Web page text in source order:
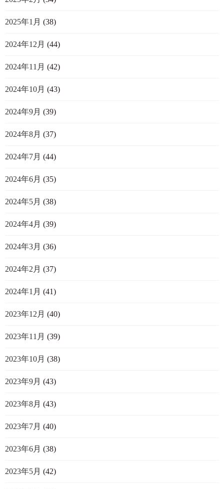
2025年1月 (38)
2024年12月 (44)
2024年11月 (42)
2024年10月 (43)
2024年9月 (39)
2024年8月 (37)
2024年7月 (44)
2024年6月 (35)
2024年5月 (38)
2024年4月 (39)
2024年3月 (36)
2024年2月 (37)
2024年1月 (41)
2023年12月 (40)
2023年11月 (39)
2023年10月 (38)
2023年9月 (43)
2023年8月 (43)
2023年7月 (40)
2023年6月 (38)
2023年5月 (42)